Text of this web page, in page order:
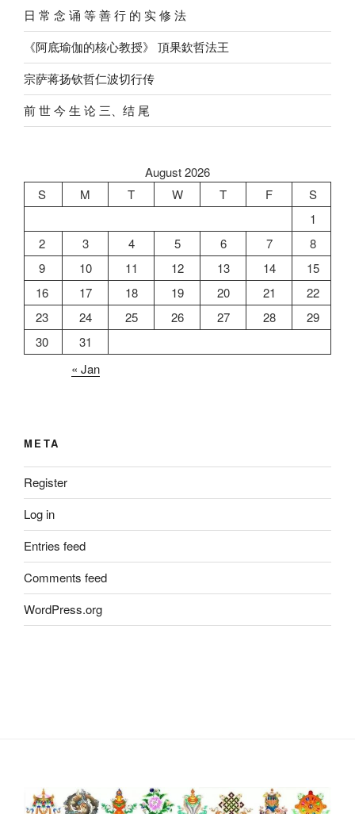
⽇ 常 念 诵 等 善 ⾏ 的 实 修 法
《阿底瑜伽的核心教授》 頂果欽哲法王
宗萨蒋扬钦哲仁波切行传
前 世 今 生 论 三、结 尾
August 2026
S
M T W T F
S
1
2
3 4 5 6 7
8
9
10 11 12 13 14
15
16
17 18 19 20 21
22
23
24 25 26 27 28
29
30
31
« Jan
META
Register
Log in
Entries feed
Comments feed
WordPress.org